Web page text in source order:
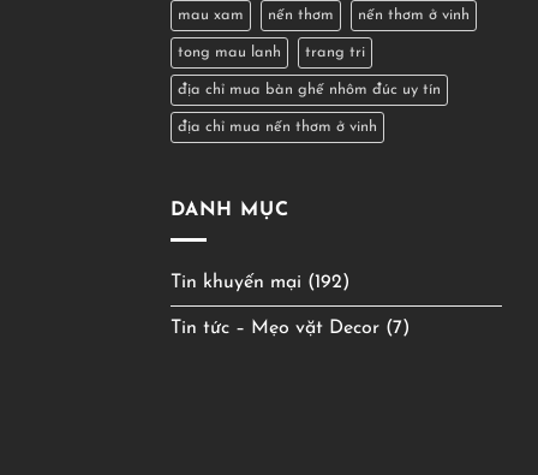
Giá
Tốt
mau xam nến thơm nến thơm ở vinh
tong mau lanh trang tri
địa chỉ mua bàn ghế nhôm đúc uy tín
địa chỉ mua nến thơm ở vinh
DANH MỤC
Tin khuyến mại (192)
Tin tức – Mẹo vặt Decor (7)